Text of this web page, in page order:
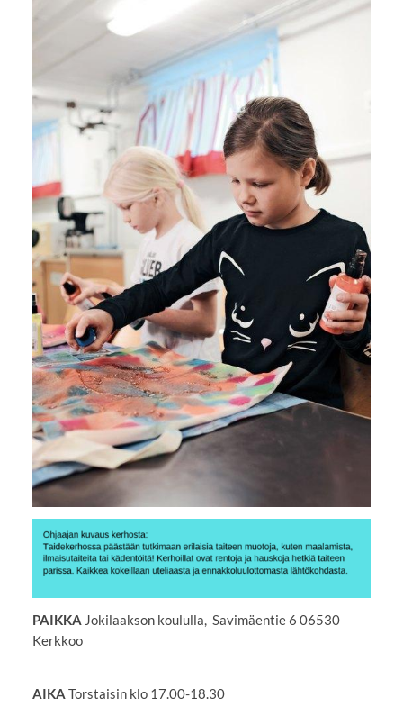
PAIKKA Jokilaakson koululla, Savimäentie 6 06530
Kerkkoo
AIKA Torstaisin klo 17.00-18.30